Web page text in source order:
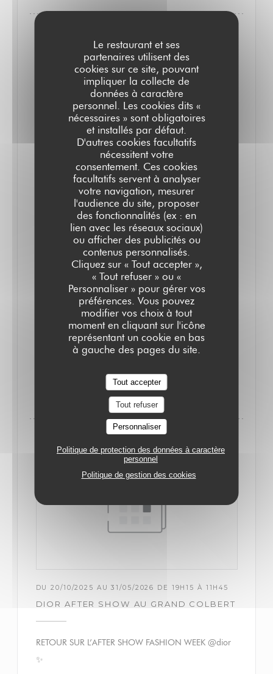
Le restaurant et ses
partenaires utilisent des
cookies sur ce site, pouvant
impliquer la collecte de
données à caractère
personnel. Les cookies dits «
nécessaires » sont obligatoires
et installés par défaut.
D'autres cookies facultatifs
nécessitent votre
consentement. Ces cookies
facultatifs servent à analyser
votre navigation, mesurer
l'audience du site, proposer
des fonctionnalités (ex : en
lien avec les réseaux sociaux)
ou afficher des publicités ou
contenus personnalisés.
Cliquez sur « Tout accepter »,
« Tout refuser » ou «
Personnaliser » pour gérer vos
préférences. Vous pouvez
modifier vos choix à tout
moment en cliquant sur l'icône
représentant un cookie en bas
à gauche des pages du site.
Tout accepter
Tout refuser
Personnaliser
Politique de protection des données à caractère
personnel
Politique de gestion des cookies
DU 16/03/2026 AU 16/03/2030 DE 08H00 À 00H00
L'AVIS DE GAULT&MILLAU : LE GRAND
COLBERT
L'avis de Gault&Millau
De la belle brasserie en continu 12h-minuit face à la
bibliothèque Richelieu, look de bistrot parisien rétro et
éternel, grande carte adaptée à toutes les envies et
cave de négoce.
D'INFORMATIONS((OUVRE UNE NOUVELLE
DU 20/10/2025 AU 31/05/2026 DE 19H15 À 11H45
DIOR AFTER SHOW AU GRAND COLBERT
RETOUR SUR L’AFTER SHOW FASHION WEEK @dior
✨